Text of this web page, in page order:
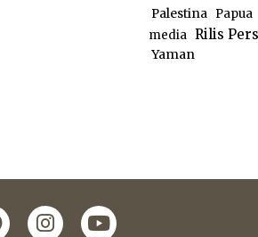
Palestina
Papua
media Rilis Pers
Yaman
instagram
youtube